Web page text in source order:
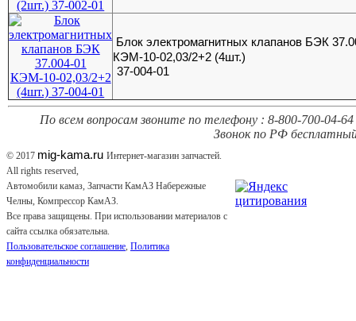
Блок электромагнитных клапанов БЭК
КЭМ-10-02,03/2+2 (4шт.)
37-004-01
По всем вопросам звоните по телефону : 8-800-700-04-64
Звонок по РФ
© 2017 mig-kama.ru Интернет-магазин запчастей.
All rights reserved,
Автомобили камаз, Запчасти КамАЗ Набережные
Челны, Компрессор КамАЗ.
Все права защищены. При использовании материалов с
сайта ссылка обязательна.
Пользовательское соглашение, Политика
конфиденциальности